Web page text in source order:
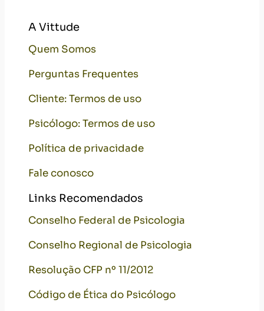
A Vittude
Quem Somos
Perguntas Frequentes
Cliente: Termos de uso
Psicólogo: Termos de uso
Política de privacidade
Fale conosco
Links Recomendados
Conselho Federal de Psicologia
Conselho Regional de Psicologia
Resolução CFP nº 11/2012
Código de Ética do Psicólogo